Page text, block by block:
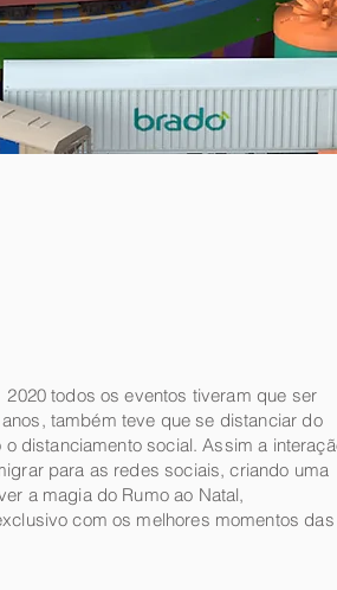
todos os eventos tiveram que ser
também teve que se distanciar do
distanciamento social. Assim a
para as redes sociais, criando uma
a magia do Rumo ao Natal,
com os melhores momentos das